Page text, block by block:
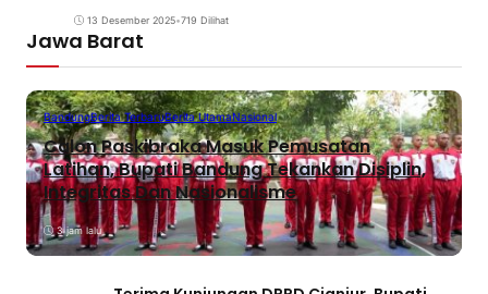
13 Desember 2025•719 Dilihat
Jawa Barat
BandungBerita TerbaruBerita UtamaNasional
Calon Paskibraka Masuk Pemusatan
Latihan, Bupati Bandung Tekankan Disiplin,
Integritas Dan Nasionalisme
3 jam lalu